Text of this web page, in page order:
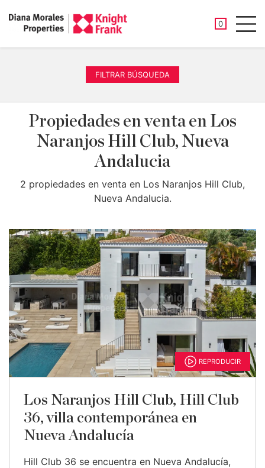
0
FILTRAR BÚSQUEDA
Propiedades en venta en Los
Naranjos Hill Club, Nueva
Andalucia
2 propiedades en venta en Los Naranjos Hill Club,
Nueva Andalucia.
REPRODUCIR
Los Naranjos Hill Club, Hill Club
36, villa contemporánea en
Nueva Andalucía
Hill Club 36 se encuentra en Nueva Andalucía,